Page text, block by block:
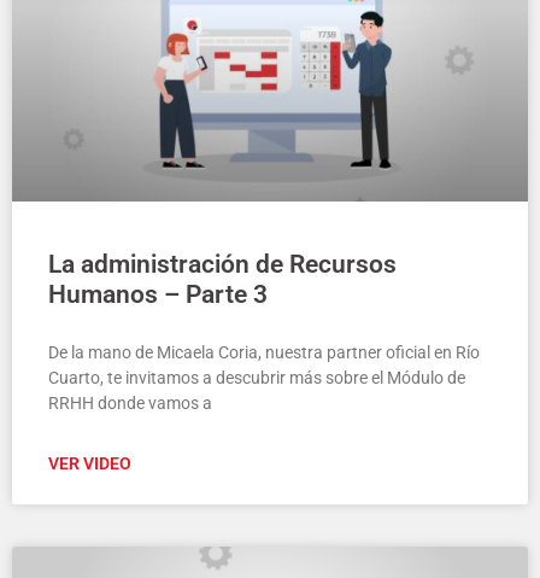
La administración de Recursos
Humanos – Parte 3
De la mano de Micaela Coria, nuestra partner oficial en Río
Cuarto, te invitamos a descubrir más sobre el Módulo de
RRHH donde vamos a
VER VIDEO